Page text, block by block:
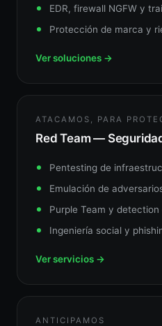
EDR, firewall NGFW y
Protección de marca y
Ver soluciones →
ATACAMOS, PARA
Red Team —
Pentesting de
Emulación de
Purple Team y detection
Ingeniería social y
Ver servicios →
ANTICIPAMOS